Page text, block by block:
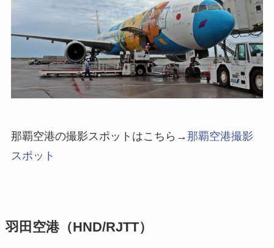
那覇空港の撮影スポットはこちら→那覇空港撮影
スポット
羽田空港（HND/RJTT）